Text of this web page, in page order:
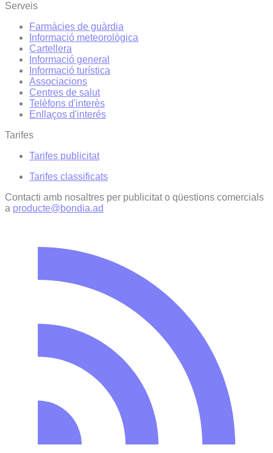
Serveis
Farmàcies de guàrdia
Informació meteorològica
Cartellera
Informació general
Informació turística
Associacions
Centres de salut
Telèfons d'interès
Enllaços d'interés
Tarifes
Tarifes publicitat
Tarifes classificats
Contacti amb nosaltres per publicitat o qüestions comercials
a producte@bondia.ad